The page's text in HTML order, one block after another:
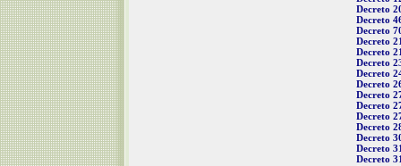
Decreto
Decreto
Decreto
Decreto
Decreto
Decreto
Decreto
Decreto
Decreto
Decreto
Decreto
Decreto
Decreto
Decreto
Decreto